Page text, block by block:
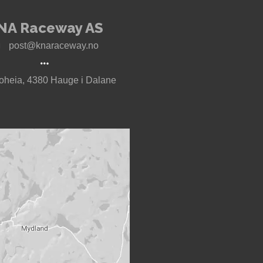
Raceway AS
post@knaraceway.no
til Motorcenter Norway i Sokndal
4380 Hauge i Dalane